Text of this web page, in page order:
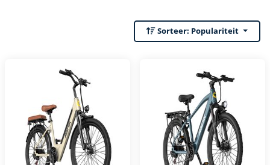
Sorteer: Populariteit